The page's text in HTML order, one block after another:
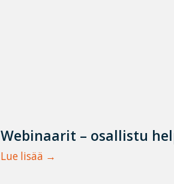
Webinaarit – osallistu
Lue lisää